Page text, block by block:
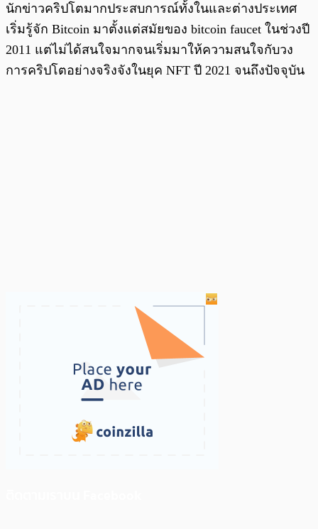
นักข่าวคริปโตมากประสบการณ์ทั้งในและต่างประเทศ
เริ่มรู้จัก Bitcoin มาตั้งแต่สมัยของ bitcoin faucet ในช่วงปี
2011 แต่ไม่ได้สนใจมากจนเริ่มมาให้ความสนใจกับวง
การคริปโตอย่างจริงจังในยุค NFT ปี 2021 จนถึงปัจจุบัน